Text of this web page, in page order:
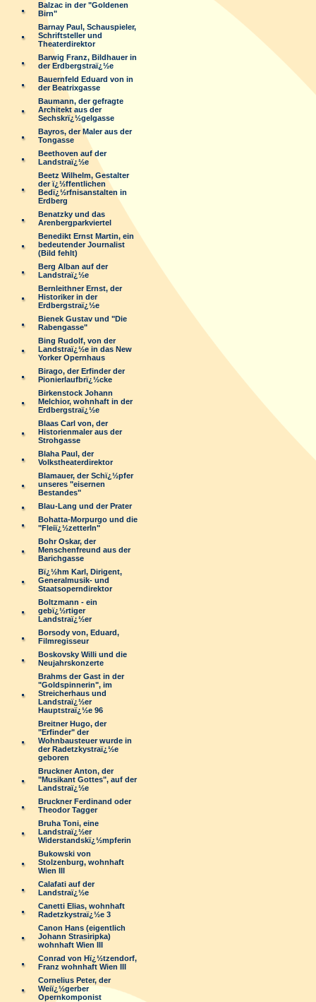
Balzac in der "Goldenen
Birn"
Barnay Paul, Schauspieler,
Schriftsteller und
Theaterdirektor
Barwig Franz, Bildhauer in
der Erdbergstraï¿½e
Bauernfeld Eduard von in
der Beatrixgasse
Baumann, der gefragte
Architekt aus der
Sechskrï¿½gelgasse
Bayros, der Maler aus der
Tongasse
Beethoven auf der
Landstraï¿½e
Beetz Wilhelm, Gestalter
der ï¿½ffentlichen
Bedï¿½rfnisanstalten in
Erdberg
Benatzky und das
Arenbergparkviertel
Benedikt Ernst Martin, ein
bedeutender Journalist
(Bild fehlt)
Berg Alban auf der
Landstraï¿½e
Bernleithner Ernst, der
Historiker in der
Erdbergstraï¿½e
Bienek Gustav und "Die
Rabengasse"
Bing Rudolf, von der
Landstraï¿½e in das New
Yorker Opernhaus
Birago, der Erfinder der
Pionierlaufbrï¿½cke
Birkenstock Johann
Melchior, wohnhaft in der
Erdbergstraï¿½e
Blaas Carl von, der
Historienmaler aus der
Strohgasse
Blaha Paul, der
Volkstheaterdirektor
Blamauer, der Schï¿½pfer
unseres "eisernen
Bestandes"
Blau-Lang und der Prater
Bohatta-Morpurgo und die
"Fleiï¿½zetterln"
Bohr Oskar, der
Menschenfreund aus der
Barichgasse
Bï¿½hm Karl, Dirigent,
Generalmusik- und
Staatsoperndirektor
Boltzmann - ein
gebï¿½rtiger
Landstraï¿½er
Borsody von, Eduard,
Filmregisseur
Boskovsky Willi und die
Neujahrskonzerte
Brahms der Gast in der
"Goldspinnerin", im
Streicherhaus und
Landstraï¿½er
Hauptstraï¿½e 96
Breitner Hugo, der
"Erfinder" der
Wohnbausteuer wurde in
der Radetzkystraï¿½e
geboren
Bruckner Anton, der
"Musikant Gottes", auf der
Landstraï¿½e
Bruckner Ferdinand oder
Theodor Tagger
Bruha Toni, eine
Landstraï¿½er
Widerstandskï¿½mpferin
Bukowski von
Stolzenburg, wohnhaft
Wien III
Calafati auf der
Landstraï¿½e
Canetti Elias, wohnhaft
Radetzkystraï¿½e 3
Canon Hans (eigentlich
Johann Strasiripka)
wohnhaft Wien III
Conrad von Hï¿½tzendorf,
Franz wohnhaft Wien III
Cornelius Peter, der
Weiï¿½gerber
Opernkomponist